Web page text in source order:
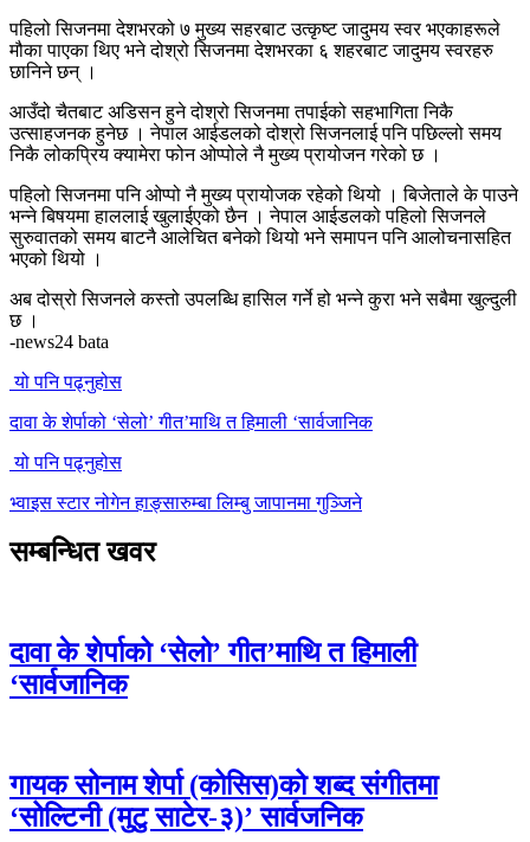
पहिलो सिजनमा देशभरको ७ मुख्य सहरबाट उत्कृष्ट जादुमय स्वर भएकाहरूले
मौका पाएका थिए भने दोश्रो सिजनमा देशभरका ६ शहरबाट जादुमय स्वरहरु
छानिने छन् ।
आउँदो चैतबाट अडिसन हुने दोश्रो सिजनमा तपाईको सहभागिता निकै
उत्साहजनक हुनेछ । नेपाल आईडलको दोश्रो सिजनलाई पनि पछिल्लो समय
निकै लोकप्रिय क्यामेरा फोन ओप्पोले नै मुख्य प्रायोजन गरेको छ ।
पहिलो सिजनमा पनि ओप्पो नै मुख्य प्रायोजक रहेको थियो । बिजेताले के पाउने
भन्ने बिषयमा हाललाई खुलाईएको छैन । नेपाल आईडलको पहिलो सिजनले
सुरुवातको समय बाटनै आलेचित बनेको थियो भने समापन पनि आलोचनासहित
भएको थियो ।
अब दोस्रो सिजनले कस्तो उपलब्धि हासिल गर्ने हो भन्ने कुरा भने सबैमा खुल्दुली
छ ।
-news24 bata
यो पनि पढ्नुहोस
दावा के शेर्पाको ‘सेलो’ गीत’माथि त हिमाली ‘सार्वजानिक
यो पनि पढ्नुहोस
भ्वाइस स्टार नोगेन हाङ्सारुम्बा लिम्बु जापानमा गुञ्जिने
सम्बन्धित खवर
दावा के शेर्पाको ‘सेलो’ गीत’माथि त हिमाली
‘सार्वजानिक
गायक सोनाम शेर्पा (कोसिस)को शब्द संगीतमा
‘सोल्टिनी (मुटु साटेर-३)’ सार्वजनिक